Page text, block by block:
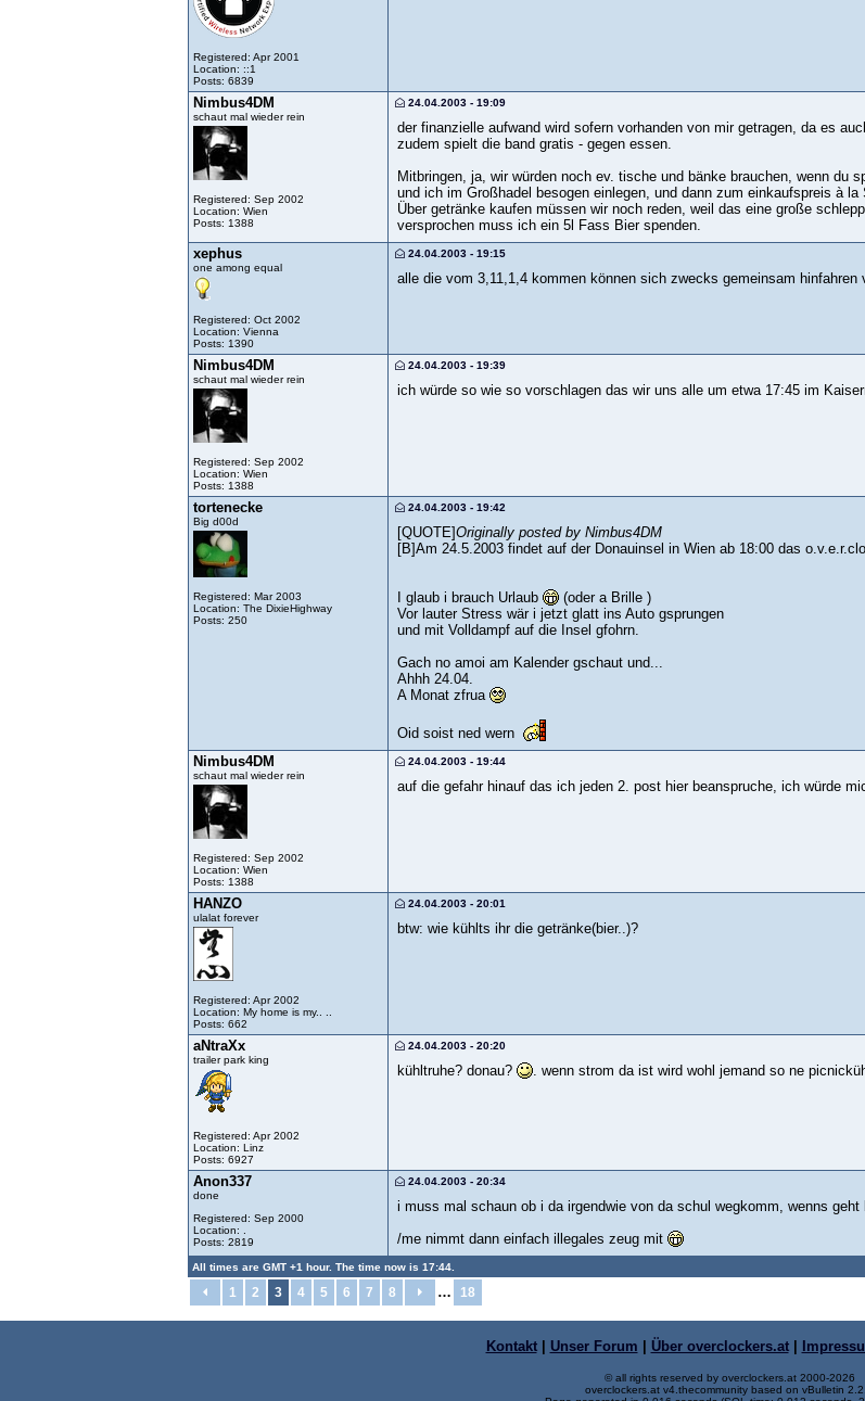
Registered: Apr 2001
Location: ::1
Posts: 6839
Nimbus4DM
schaut mal wieder rein
Registered: Sep 2002
Location: Wien
Posts: 1388
24.04.2003 - 19:09
der finanzielle aufwand wird sofern vorhanden von mir getragen, da es
zudem spielt die band gratis - gegen essen.
Mitbringen, ja, wir würden noch ev. tische und bänke brauchen, wenn
und ich im Großhadel besogen einlegen, und dann zum einkaufspreis à
Über getränke kaufen müssen wir noch reden, weil das eine große
versprochen muss ich ein 5l Fass Bier spenden.
xephus
one among equal
Registered: Oct 2002
Location: Vienna
Posts: 1390
24.04.2003 - 19:15
alle die vom 3,11,1,4 kommen können sich zwecks gemeinsam hinfahren
Nimbus4DM
schaut mal wieder rein
Registered: Sep 2002
Location: Wien
Posts: 1388
24.04.2003 - 19:39
ich würde so wie so vorschlagen das wir uns alle um etwa 17:45 im
tortenecke
Big d00d
Registered: Mar 2003
Location: The DixieHighway
Posts: 250
24.04.2003 - 19:42
[QUOTE]Originally posted by Nimbus4DM
[B]Am 24.5.2003 findet auf der Donauinsel in Wien ab 18:00 das
I glaub i brauch Urlaub
(oder a Brille )
Vor lauter Stress wär i jetzt glatt ins Auto gsprungen
und mit Volldampf auf die Insel gfohrn.
Gach no amoi am Kalender gschaut und...
Ahhh 24.04.
A Monat zfrua
Oid soist ned wern
Nimbus4DM
schaut mal wieder rein
Registered: Sep 2002
Location: Wien
Posts: 1388
24.04.2003 - 19:44
auf die gefahr hinauf das ich jeden 2. post hier beanspruche, ich würde
HANZO
ulalat forever
Registered: Apr 2002
Location: My home is my.. ..
Posts: 662
24.04.2003 - 20:01
btw: wie kühlts ihr die getränke(bier..)?
aNtraXx
trailer park king
Registered: Apr 2002
Location: Linz
Posts: 6927
24.04.2003 - 20:20
kühltruhe? donau? . wenn strom da ist wird wohl jemand so ne
Anon337
done
Registered: Sep 2000
Location: .
Posts: 2819
24.04.2003 - 20:34
i muss mal schaun ob i da irgendwie von da schul wegkomm, wenns geht
/me nimmt dann einfach illegales zeug mit
All times are GMT +1 hour. The time now is 17:44.
1 2 3 4 5 6 7 8 … 18
Kontakt| Unser Forum | Über overclockers.at|
© all rights reserved by overclockers.at 2000-2026
overclockers.at v4.thecommunity based on vBulletin